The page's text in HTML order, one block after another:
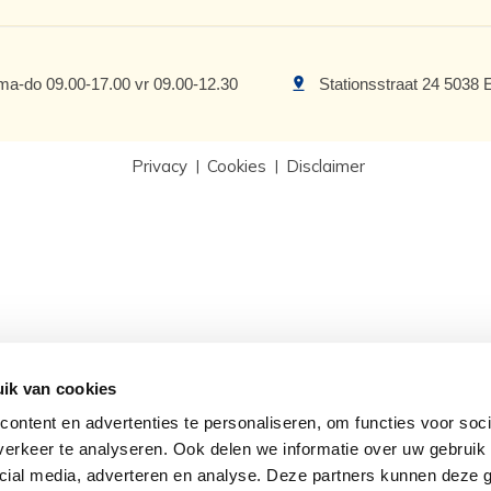
van cookies
en advertenties te personaliseren, om functies voor
te analyseren. Ook delen we informatie over uw
media, adverteren en analyse. Deze partners kunnen deze
do 09.00-17.00 vr 09.00-12.30 Stationsstraat 24 5038
Privacy Cookies Disclaimer